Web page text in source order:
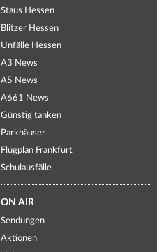
Staus Hessen
Blitzer Hessen
Unfälle Hessen
A3 News
A5 News
A661 News
Günstig tanken
Parkhäuser
Flugplan Frankfurt
Schulausfälle
ON AIR
Sendungen
Aktionen